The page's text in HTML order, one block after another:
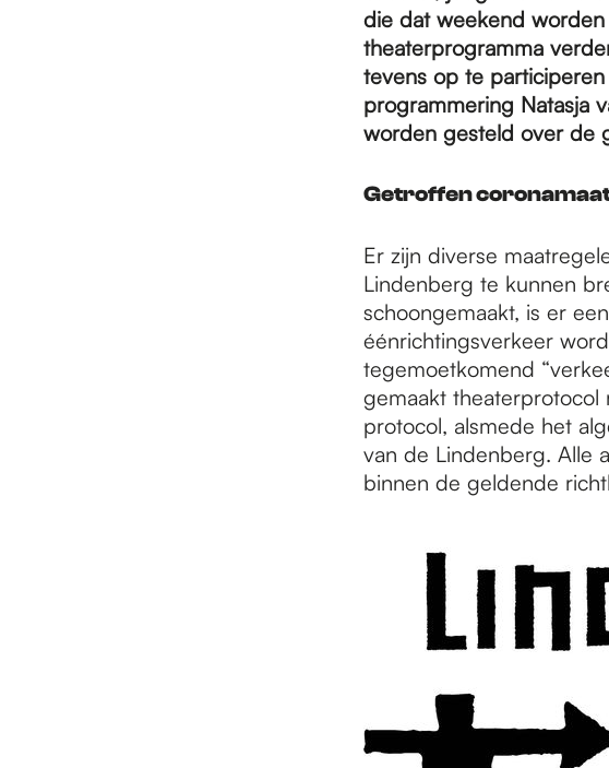
die dat weekend
theaterprogramma
tevens op te
programmering Natasja
worden gesteld over de
Getroffen
Er zijn diverse
Lindenberg te kunnen
schoongemaakt, is er
éénrichtingsverkeer
tegemoetkomend
gemaakt
protocol, alsmede het
van de Lindenberg. Alle
binnen de geldende